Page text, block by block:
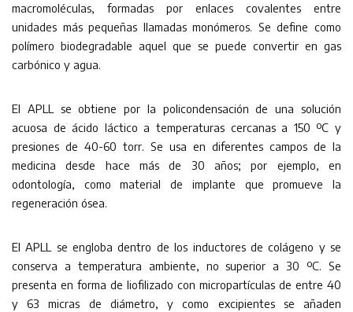
macromoléculas, formadas por enlaces covalentes entre
unidades más pequeñas llamadas monómeros. Se define como
polímero biodegradable aquel que se puede convertir en gas
carbónico y agua.
El APLL se obtiene por la policondensación de una solución
acuosa de ácido láctico a temperaturas cercanas a 150 ºC y
presiones de 40-60 torr. Se usa en diferentes campos de la
medicina desde hace más de 30 años; por ejemplo, en
odontología, como material de implante que promueve la
regeneración ósea.
El APLL se engloba dentro de los inductores de colágeno y se
conserva a temperatura ambiente, no superior a 30 ºC. Se
presenta en forma de liofilizado con micropartículas de entre 40
y 63 micras de diámetro, y como excipientes se añaden